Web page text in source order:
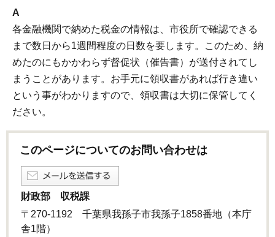
A
各金融機関で納めた税金の情報は、市役所で確認できる
まで数日から1週間程度の日数を要します。このため、納
めたのにもかかわらず督促状（催告書）が送付されてし
まうことがあります。お手元に領収書があれば行き違い
という事がわかりますので、領収書は大切に保管してく
ださい。
このページについてのお問い合わせは
財政部 収税課
〒270-1192 千葉県我孫子市我孫子1858番地（本庁
舎1階）